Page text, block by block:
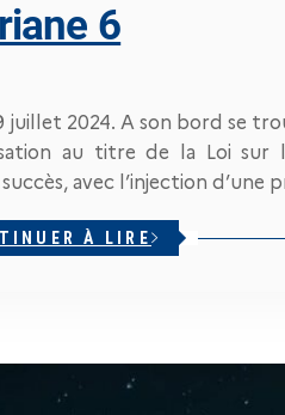
6
juillet 2024. A son bord se
au titre de la Loi sur
avec l’injection d’une
À LIRE